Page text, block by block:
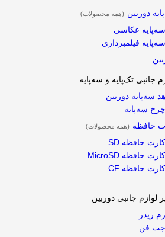
دوربین (همه محصولات)
سه‌پایه عکاسی
سه‌پایه فیلمبرداری
جانبی تک‌پایه و سه‌پایه
هد سه‌پایه دوربین
چرخ سه‌پایه
حافظه (همه محصولات)
کارت حافظه SD
کارت حافظه MicroSD
کارت حافظه CF
لوازم جانبی دوربین
رم ریدر
جت فن